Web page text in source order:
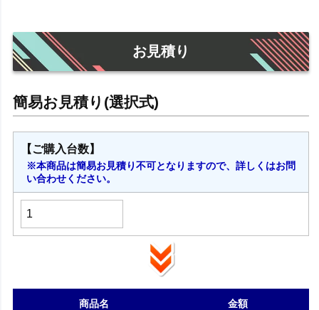
お見積り
【ご購入台数】
※本商品は簡易お見積り不可となりますので、詳しくはお問
い合わせください。
商品名 金額